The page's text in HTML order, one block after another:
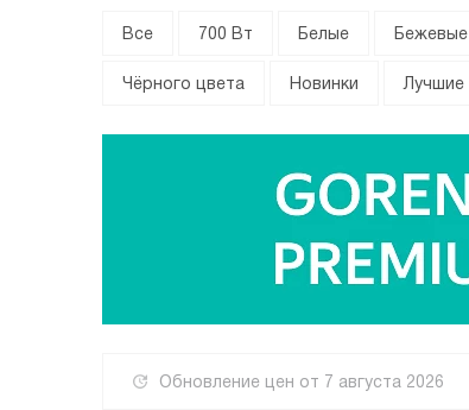
Все 700 Вт Белые Бежевые
Чёрного цвета Новинки Лучшие
Обновление цен от 7 августа 2026